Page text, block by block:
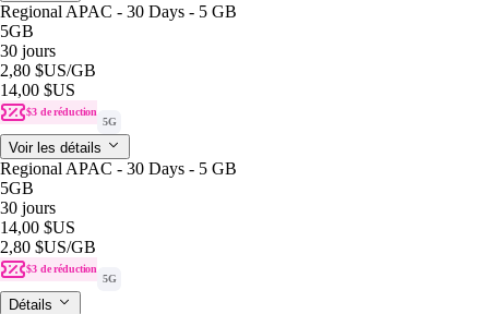
Regional APAC - 30 Days - 5 GB
5GB
30 jours
2,80 $US/GB
14,00 $US
$3 de réduction
5G
Voir les détails
Regional APAC - 30 Days - 5 GB
5GB
30 jours
14,00 $US
2,80 $US/GB
$3 de réduction
5G
Détails